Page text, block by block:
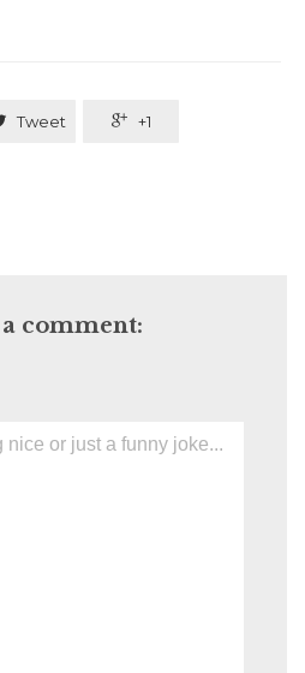
Tweet  +1
comment: